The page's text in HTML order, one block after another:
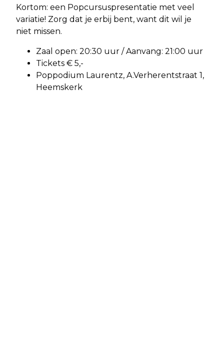
Kortom: een Popcursuspresentatie met veel
variatie! Zorg dat je erbij bent, want dit wil je
niet missen.
Zaal open: 20:30 uur / Aanvang: 21:00 uur
Tickets € 5,-
Poppodium Laurentz, A.Verherentstraat 1,
Heemskerk